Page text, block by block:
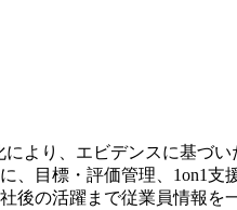
より、エビデンスに基づ
、目標・評価管理、1on1支
後の活躍まで従業員情報を